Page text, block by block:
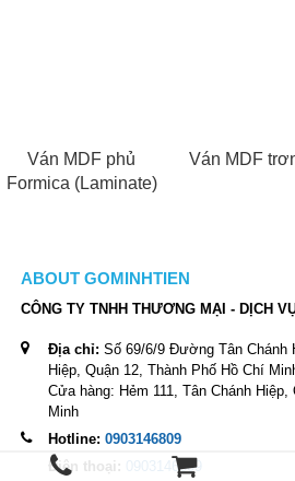
Ván MDF phủ
Formica (Laminate)
Ván MDF
ABOUT GOMINHTIEN
CÔNG TY TNHH THƯƠNG MẠI - DỊCH
Địa chỉ: Số 69/6/9 Đường Tân Chánh
Hiệp, Quận 12, Thành Phố Hồ Chí
Cửa hàng: Hẻm 111, Tân Chánh
Minh
Hotline: 0903146809
Điện thoại:
0903146809